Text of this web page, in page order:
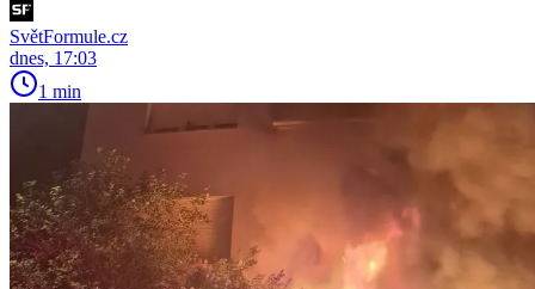
SvětFormule.cz
dnes, 17:03
1 min